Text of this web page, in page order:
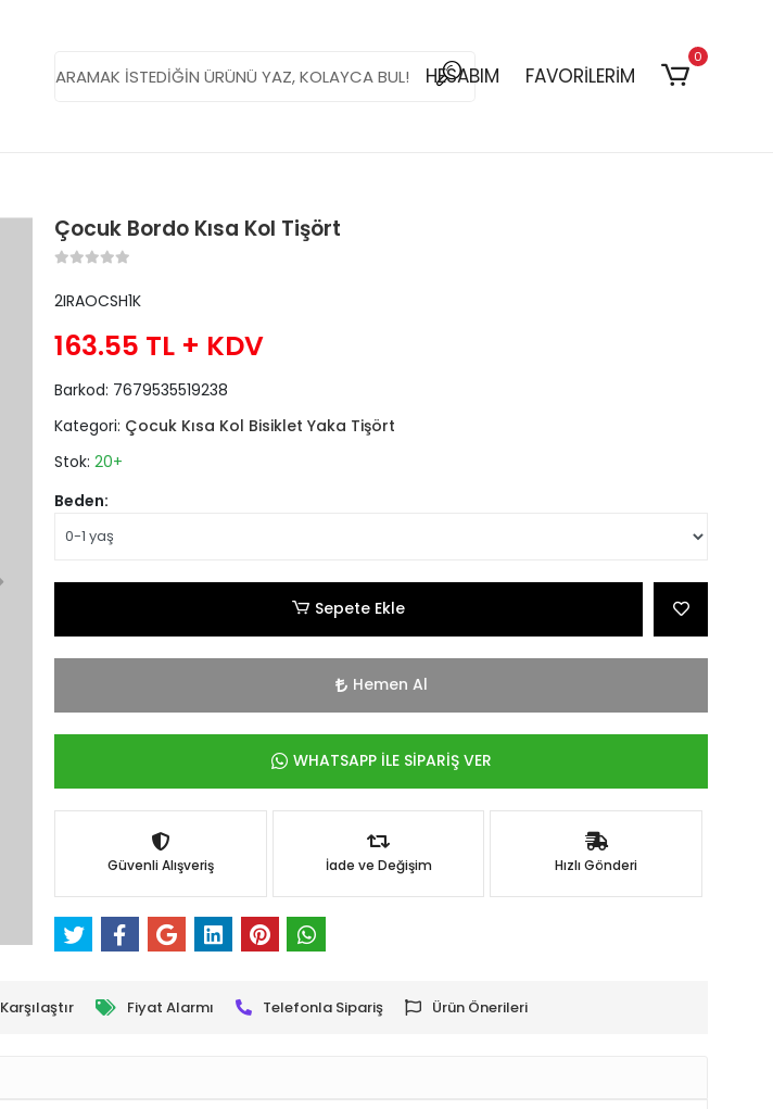
HESABIM FAVORİLERİM
0
Çocuk Bordo Kısa Kol Tişört
2IRAOCSH1K
163.55 TL + KDV
Barkod: 7679535519238
Kategori: Çocuk Kısa Kol Bisiklet Yaka Tişört
Stok: 20+
Beden:
Sepete Ekle
Hemen Al
WHATSAPP İLE SİPARİŞ VER
Güvenli Alışveriş İade ve Değişim Hızlı Gönderi
Karşılaştır Fiyat Alarmı Telefonla Sipariş Ürün Önerileri